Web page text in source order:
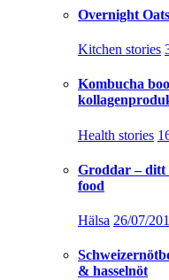
Overnight
Kitchen stories
Kombucha
Health stories
Groddar – ditt
food
Hälsa 26/07/
& hasselnöt